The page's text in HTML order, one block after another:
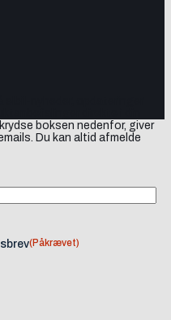
boksen nedenfor, giver
Du kan altid afmelde
(Påkrævet)